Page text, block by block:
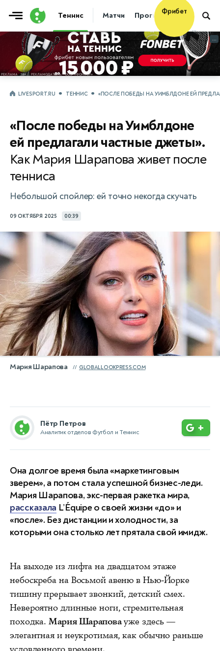
Теннис Матчи Прогнозы Новости
Фрибет
...
...
LIVESPORT.RU ТЕННИС «ПОСЛЕ ПОБЕДЫ НА УИМБЛДОНЕ ЕЙ
«После победы на Уимблдоне
ей предлагали частные джеты».
Как Мария Шарапова живет после
тенниса
Небольшой спойлер: ей точно некогда скучать
09 ОКТЯБРЯ 2025 00:39
Мария Шарапова GLOBALLOOKPRESS.COM
Пётр Петров
Аналитик отделов Футбол и Теннис +
Она долгое время была «маркетинговым
зверем», а потом стала успешной бизнес-леди.
Мария Шарапова, экс-первая ракетка мира,
рассказала L’Équipe о своей жизни «до» и
«после». Без дистанции и холодности, за
которыми она столько лет прятала свой имидж.
На выходе из лифта на двадцатом этаже
небоскреба на Восьмой авеню в Нью-Йорке
тишину прерывает звонкий, детский смех.
Невероятно длинные ноги, стремительная
походка.Мария Шараповауже здесь —
элегантная и неукротимая, как обычно раньше